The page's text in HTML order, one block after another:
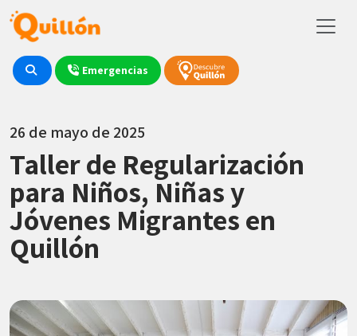
Emergencias
26 de mayo de 2025
Taller de Regularización
para Niños, Niñas y
Jóvenes Migrantes en
Quillón